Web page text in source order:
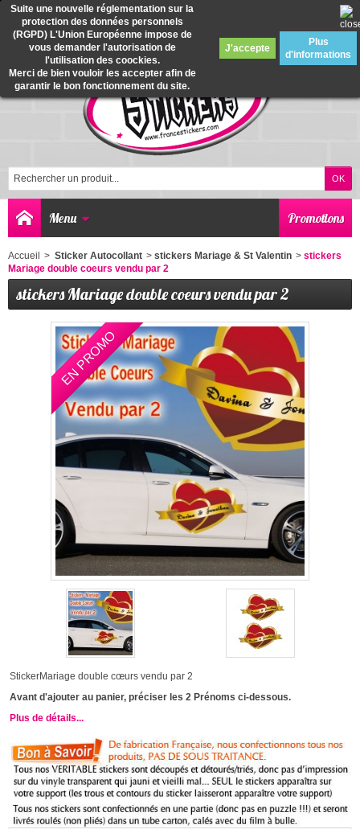
Menu Promotions
Suite une nouvelle réglementation sur la
protection des données personnels
(RGPD) L'Union Européenne impose de
vous demander l'autorisation de
l'utilisation des coockies.
Merci de bien vouloir les accepter afin de
garantir le bon fonctionnement du site.
J'accepte
Plus
d'informations
Accueil > Sticker Autocollant > stickers Mariage & St Valentin > stickers
Mariage double coeurs vendu par 2
stickers Mariage double coeurs vendu par 2
EN PROMO
StickerMariage double cœurs vendu par 2
Avant d'ajouter au panier, préciser les 2 Prénoms ci-dessous.
Plus de détails...